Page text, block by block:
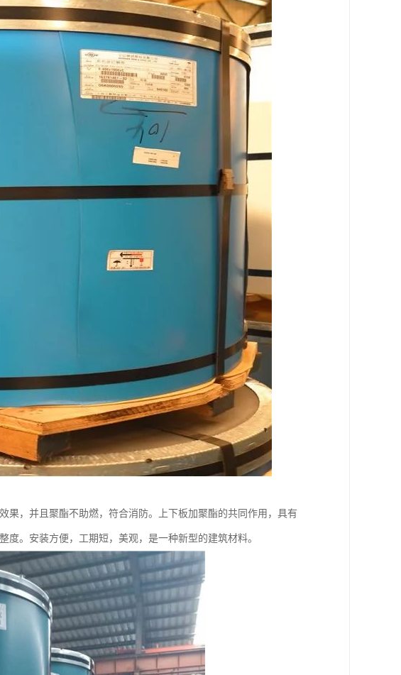
果，并且聚酯不助燃，符合消防。上下板加聚酯的共同作用，具有
。安装方便，工期短，美观，是一种新型的建筑材料。